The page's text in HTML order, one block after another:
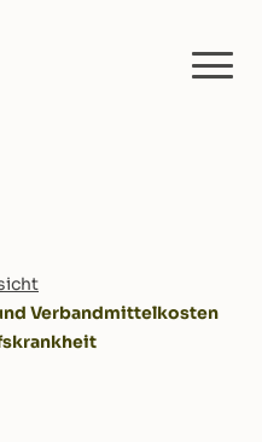
Verbandmittelkosten